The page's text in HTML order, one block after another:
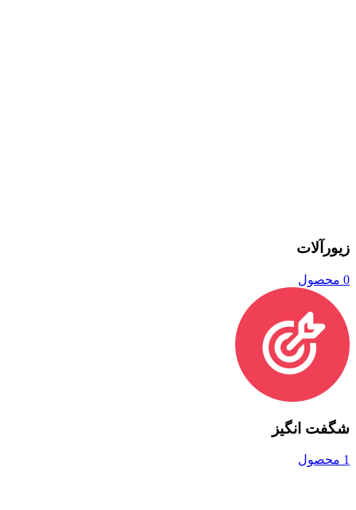
زیورآلات
0 محصول
شگفت انگیز
1 محصول